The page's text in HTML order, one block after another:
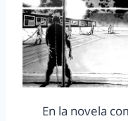
En la novela